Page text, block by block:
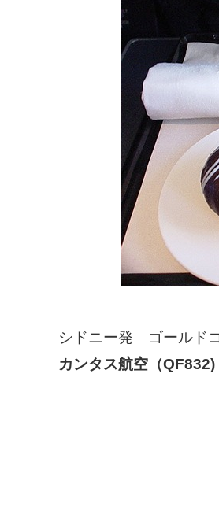
シドニー発 ゴールド
カンタス航空（